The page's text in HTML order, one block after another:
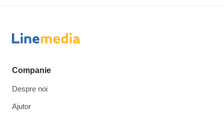
Companie
Despre noi
Ajutor